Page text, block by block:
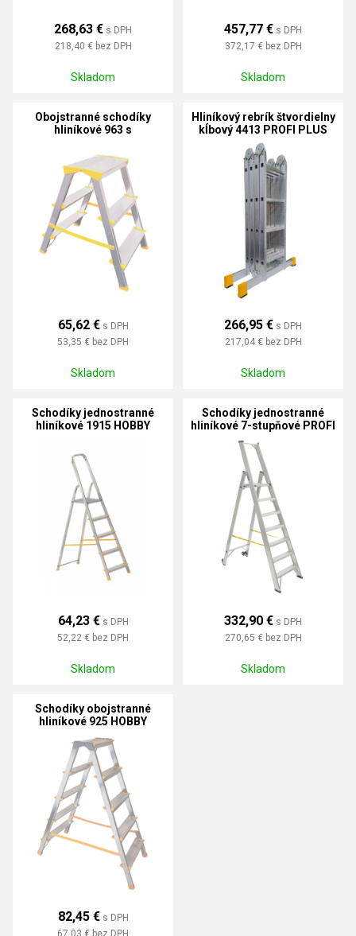
268,63 € s DPH
218,40 € bez DPH
Skladom
457,77 € s DPH
372,17 € bez DPH
Skladom
Obojstranné schodíky
hliníkové 963 s
HOBBY
65,62 € s DPH
53,35 € bez DPH
Skladom
Hliníkový rebrík štvordielny
kĺbový 4413 PROFI PLUS
266,95 € s DPH
217,04 € bez DPH
Skladom
Schodíky jednostranné
hliníkové 1915 HOBBY
64,23 € s DPH
52,22 € bez DPH
Skladom
Schodíky jednostranné
hliníkové 7-stupňové PROFI
332,90 € s DPH
270,65 € bez DPH
Skladom
Schodíky obojstranné
hliníkové 925 HOBBY
82,45 € s DPH
67,03 € bez DPH